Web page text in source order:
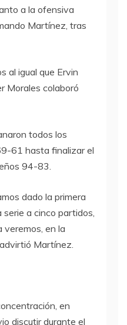
a la ofensiva
Martínez, tras
al igual que Ervin
Morales colaboró
todos los
61 hasta finalizar el
94-83.
dado la primera
a cinco partidos,
veremos, en la
Martínez.
en
discutir durante el